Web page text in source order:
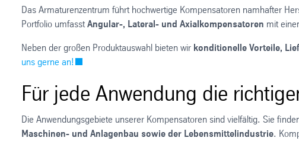
Das Armaturenzentrum führt hochwertige Kompensatoren namhafter
Portfolio umfasstAngular-, Lateral- und Axialkompensatoren mit
Neben der großen Produktauswahl bieten wir konditionelle Vorteile,
uns gerne an!
Für jede Anwendung die
Die Anwendungsgebiete unserer Kompensatoren sind vielfältig. Sie
Maschinen- und Anlagenbau sowie der Lebensmittelindustrie.